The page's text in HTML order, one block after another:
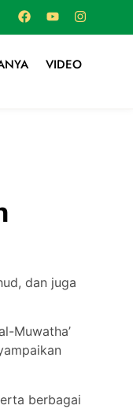
VIDEO
dan juga
Muwatha’
berbagai